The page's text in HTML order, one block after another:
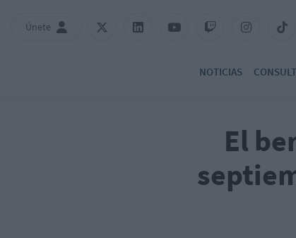
Únete
NOTICIAS
El